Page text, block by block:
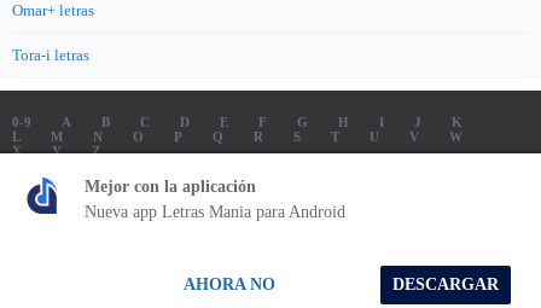
Omar+ letras
Tora-i letras
0-9 A B C D E F G H I J
K
L
M N O P Q R S T V
W
X
Y
Z
LETRAS
SOUNDTRACK LETRAS
TOP 100 LETRAS
ENVIA LETRAS
Letrasmania.com - Copyright © 2026 - All Rights Reserved
Mejor con la aplicación
Nueva app Letras Mania para Android
DESCARGAR
AHORA NO